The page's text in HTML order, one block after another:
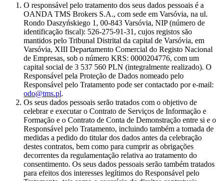
O responsável pelo tratamento dos seus dados pessoais é a
OANDA TMS Brokers S.A., com sede em Varsóvia, na ul.
Rondo Daszyńskiego 1, 00-843 Varsóvia, NIP (número de
identificação fiscal): 526-275-91-31, cujos registos são
mantidos pelo Tribunal Distrital da capital de Varsóvia, em
Varsóvia, XIII Departamento Comercial do Registo Nacional
de Empresas, sob o número KRS: 0000204776, com um
capital social de 3 537 560 PLN (integralmente realizado). O
Responsável pela Proteção de Dados nomeado pelo
Responsável pelo Tratamento pode ser contactado por e-mail:
odo@tms.pl.
Os seus dados pessoais serão tratados com o objetivo de
celebrar e executar o Contrato de Serviços de Informação e
Formação e o Contrato de Conta de Demonstração entre si e o
Responsável pelo Tratamento, incluindo também a tomada de
medidas a pedido do titular dos dados antes da celebração
destes contratos, bem como para cumprir as obrigações
decorrentes da regulamentação relativa ao tratamento do
consentimento. Os seus dados pessoais serão também tratados
para efeitos dos interesses legítimos do Responsável pelo